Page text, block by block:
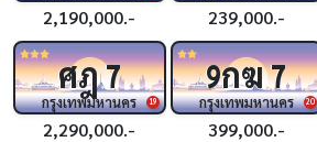
2,190,000.- 239,000.-
19
ศฎ7
กรุงเทพมหานคร
2,290,000.-
20
9กฆ7
กรุงเทพมหานคร
399,000.-